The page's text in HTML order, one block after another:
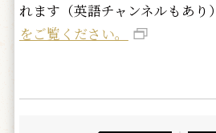
れます（英語チャンネルもあり
をご覧ください。